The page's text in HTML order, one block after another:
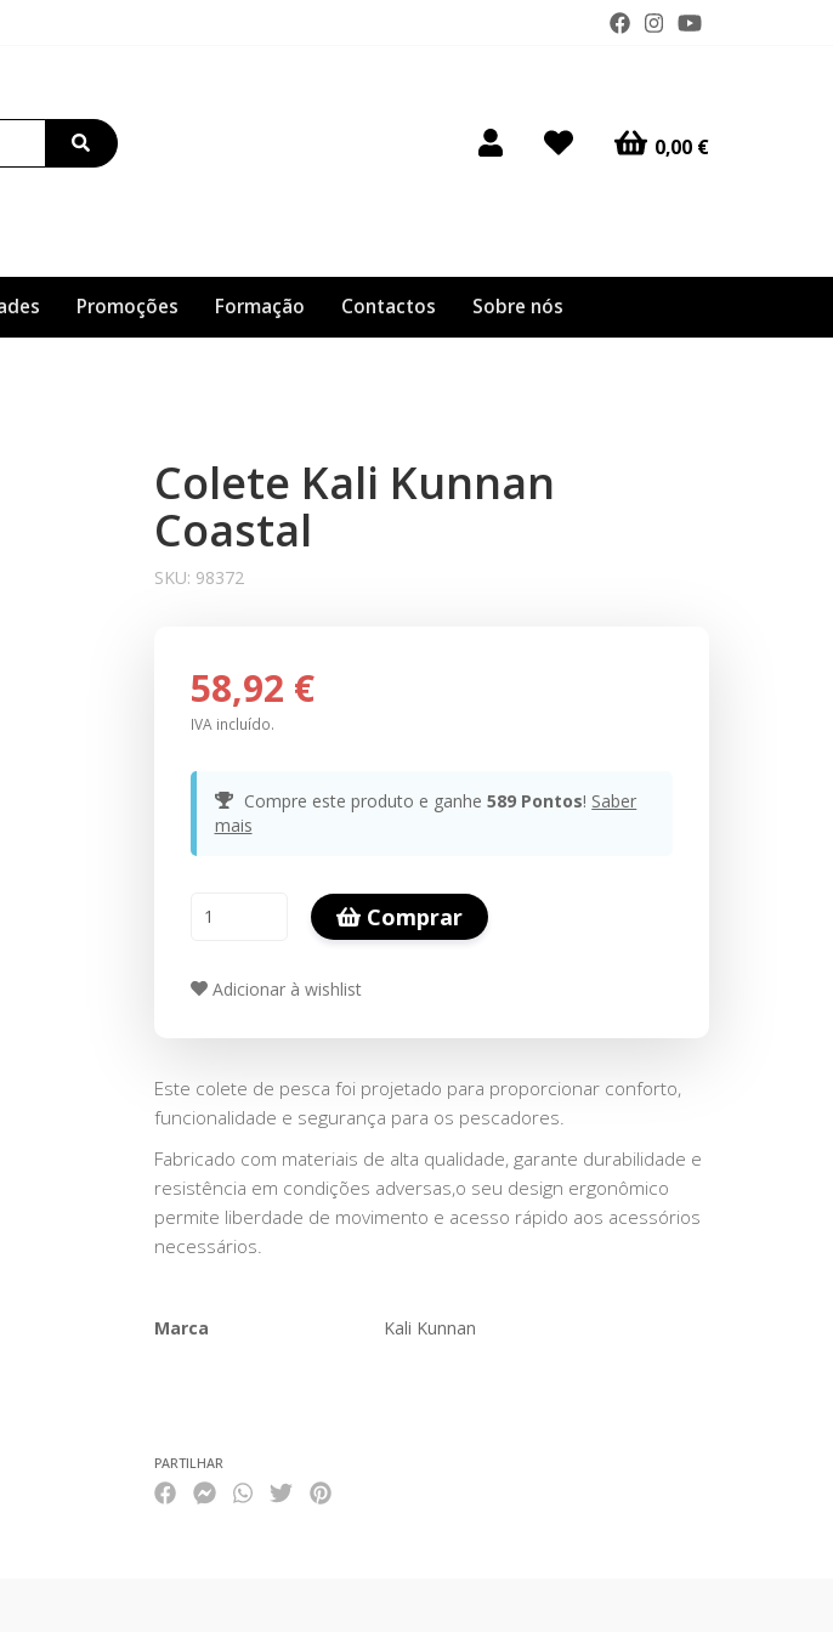
0,00 €
Promoções Formação Contactos Sobre nós
Colete Kali Kunnan
Coastal
SKU: 98372
58,92 €
IVA incluído.
Compre este produto e ganhe589 Pontos! Saber
mais
Comprar
Adicionar à wishlist
Este colete de pesca foi projetado para proporcionar conforto,
funcionalidade e segurança para os pescadores.
Fabricado com materiais de alta qualidade, garante durabilidade e
resistência em condições adversas,o seu design ergonômico
permite liberdade de movimento e acesso rápido aos acessórios
necessários.
Marca
Kali Kunnan
PARTILHAR